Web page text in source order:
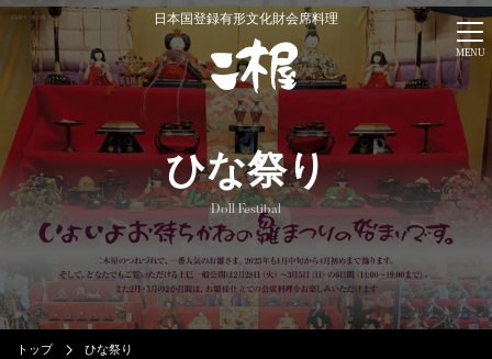
MENU
日本国登録有形文化財会席料理
ひな祭り
Doll Festibal
トップ ひな祭り